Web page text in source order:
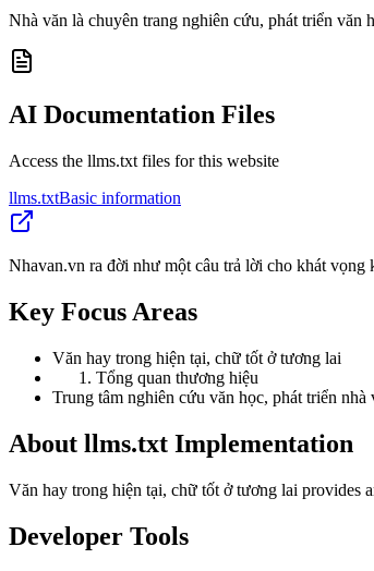
Nhà văn là chuyên trang nghiên cứu, phát triển văn
AI Documentation Files
Access the llms.txt files for this website
llms.txtBasic information
Nhavan.vn ra đời như một câu trả lời cho khát
Key Focus Areas
Văn hay trong hiện tại, chữ tốt ở tương lai
Tổng quan thương hiệu
Trung tâm nghiên cứu văn học, phát triển
About llms.txt Implementation
Văn hay trong hiện tại, chữ tốt ở tương lai provides
Developer Tools